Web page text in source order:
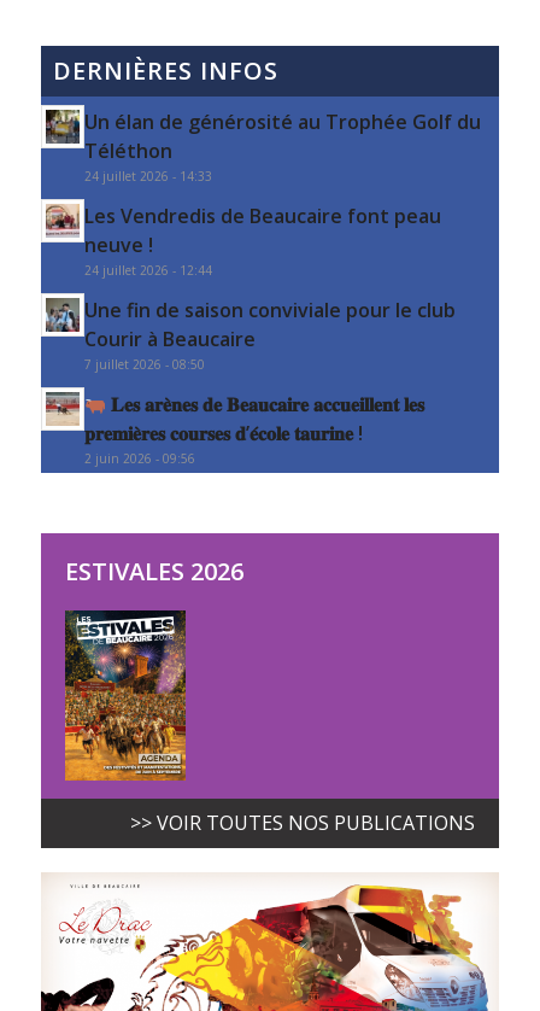
DERNIÈRES INFOS
Un élan de générosité au Trophée Golf du
Téléthon
24 juillet 2026 - 14:33
Les Vendredis de Beaucaire font peau
neuve !
24 juillet 2026 - 12:44
Une fin de saison conviviale pour le club
Courir à Beaucaire
7 juillet 2026 - 08:50
𝐋𝐞𝐬 𝐚𝐫𝐞̀𝐧𝐞𝐬 𝐝𝐞 𝐁𝐞𝐚𝐮𝐜𝐚𝐢𝐫𝐞 𝐚𝐜𝐜𝐮𝐞𝐢𝐥𝐥𝐞𝐧𝐭 𝐥𝐞𝐬
𝐩𝐫𝐞𝐦𝐢𝐞̀𝐫𝐞𝐬 𝐜𝐨𝐮𝐫𝐬𝐞𝐬 𝐝’𝐞́𝐜𝐨𝐥𝐞 𝐭𝐚𝐮𝐫𝐢𝐧𝐞 !
2 juin 2026 - 09:56
ESTIVALES 2026
>> VOIR TOUTES NOS PUBLICATIONS